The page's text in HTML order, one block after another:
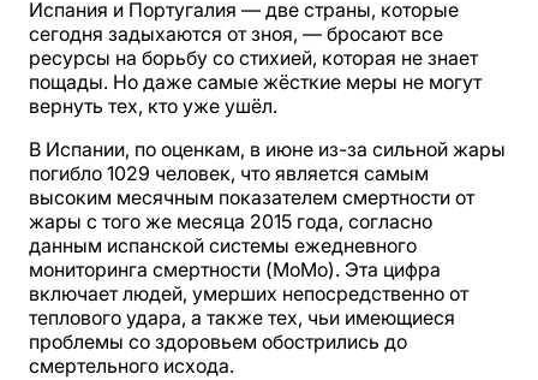
Испания и Португалия — две страны, которые
сегодня задыхаются от зноя, — бросают все
ресурсы на борьбу со стихией, которая не знает
пощады. Но даже самые жёсткие меры не могут
вернуть тех, кто уже ушёл.
В Испании, по оценкам, в июне из-за сильной жары
погибло 1029 человек, что является самым
высоким месячным показателем смертности от
жары с того же месяца 2015 года, согласно
данным испанской системы ежедневного
мониторинга смертности (MoMo). Эта цифра
включает людей, умерших непосредственно от
теплового удара, а также тех, чьи имеющиеся
проблемы со здоровьем обострились до
смертельного исхода.